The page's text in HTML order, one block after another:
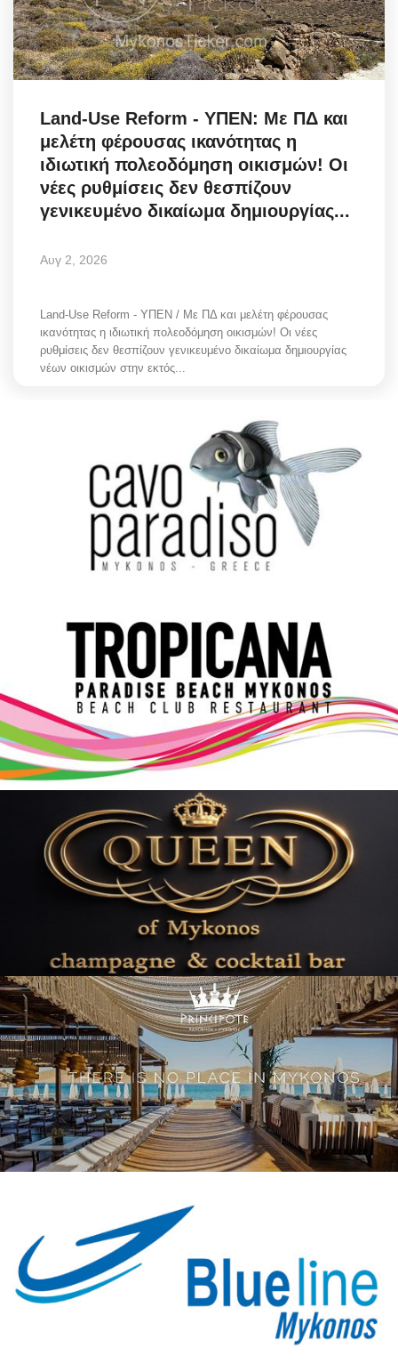
Aegean Islands
Σεβασμιώτατος Δωρόθεος Β’
Cost Of Living Crisis
Opinion + Analysis
L’Art des Sens
About
English
Land-Use Reform - ΥΠΕΝ: Με ΠΔ και
μελέτη φέρουσας ικανότητας η
ιδιωτική πολεοδόμηση οικισμών! Οι
νέες ρυθμίσεις δεν θεσπίζουν
γενικευμένο δικαίωμα δημιουργίας...
Αυγ 2, 2026
Land-Use Reform - ΥΠΕΝ / Με ΠΔ και μελέτη φέρουσας
ικανότητας η ιδιωτική πολεοδόμηση οικισμών! Οι νέες
ρυθμίσεις δεν θεσπίζουν γενικευμένο δικαίωμα δημιουργίας
νέων οικισμών στην εκτός...